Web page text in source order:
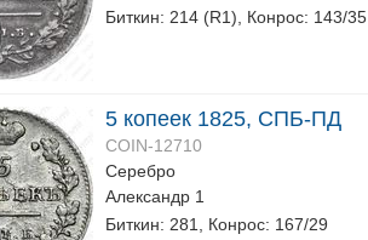
Биткин: 214 (R1), Конрос: 143/35
5 копеек 1825, СПБ-ПД
COIN-12710
Серебро
Александр 1
Биткин: 281, Конрос: 167/29